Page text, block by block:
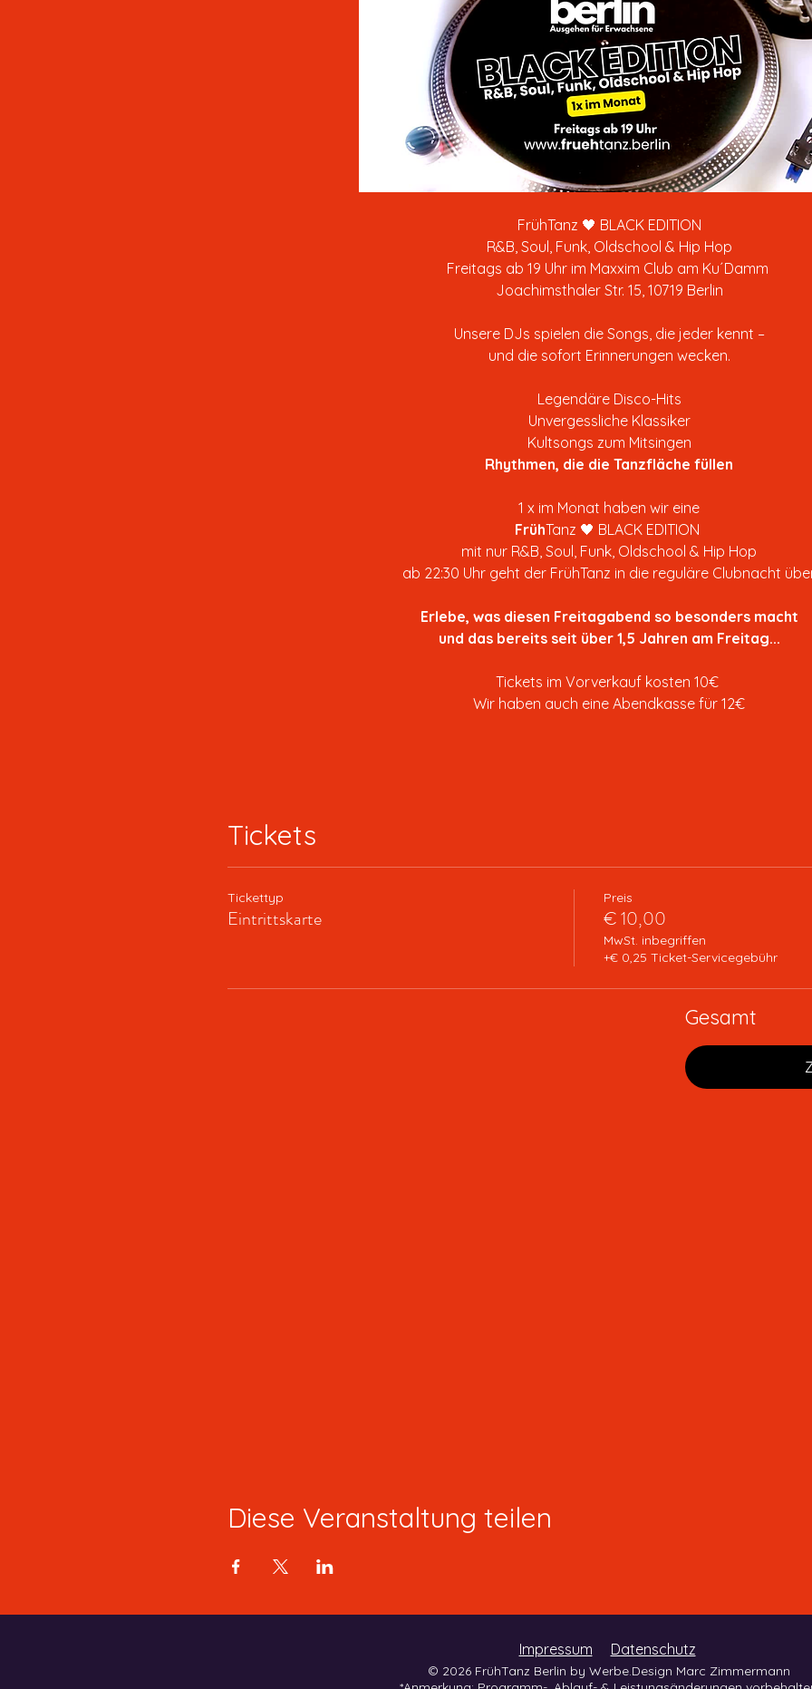
FrühTanz 🖤 BLACK EDITION
R&B, Soul, Funk, Oldschool & Hip Hop
Freitags ab 19 Uhr im Maxxim Club am Ku´Damm
Joachimsthaler Str. 15, 10719 Berlin
Unsere DJs spielen die Songs, die jeder kennt –
und die sofort Erinnerungen wecken.
Legendäre Disco-Hits
Unvergessliche Klassiker
Kultsongs zum Mitsingen
Rhythmen, die die Tanzfläche füllen
1 x im Monat haben wir eine
FrühTanz 🖤 BLACK EDITION
mit nur R&B, Soul, Funk, Oldschool & Hip Hop
ab 22:30 Uhr geht der FrühTanz in die reguläre Clubnacht
Erlebe, was diesen Freitagabend so besonders macht
und das bereits seit über 1,5 Jahren am Freitag...
Tickets im Vorverkauf kosten 10€
Wir haben auch eine Abendkasse für 12€
Tickets
Tickettyp
Eintrittskarte
Preis
€ 10,00
MwSt. inbegriffen
+€ 0,25 Ticket-Servicegebühr
Gesamt
Diese Veranstaltung teilen
Impressum Datenschutz
© 2026 FrühTanz Berlin by Werbe.Design Marc Zimmermann